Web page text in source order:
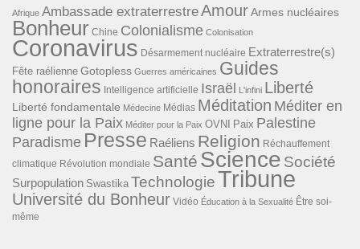
Afrique Ambassade extraterrestreAmourArmes nucléaires
Bonheur Chine Colonialisme Colonisation
Coronavirus Désarmement nucléaire Extraterrestre(s)
Fête raélienne Gotopless Guerres américaines Guides
honoraires Intelligence artificielle Israël L'infini Liberté
Liberté fondamentale Médecine Médias Méditation Méditer en
ligne pour la Paix Méditer pour la Paix OVNI Paix Palestine
Paradisme Presse Raéliens Religion Réchauffement
climatique Révolution mondiale Santé Science Société
Surpopulation Swastika TechnologieTribune
Université du Bonheur Vidéo Éducation à la Sexualité Être soi-
même